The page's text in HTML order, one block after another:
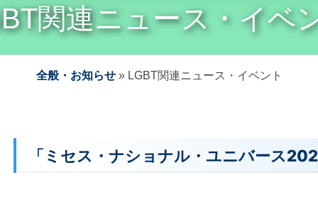
関連ニュース・イベ
全般・お知らせ» LGBT関連ニュース・イベント
「ミセス・ナショナル・ユニバース